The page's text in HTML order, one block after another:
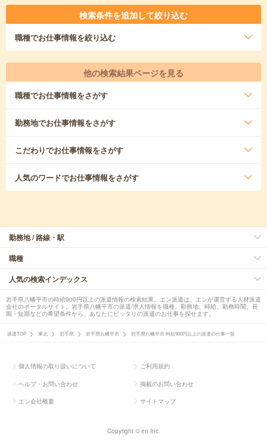
検索条件を追加して絞り込む
職種でお仕事情報を絞り込む
他の検索結果ページを見る
職種でお仕事情報をさがす
勤務地でお仕事情報をさがす
こだわりでお仕事情報をさがす
人気のワードでお仕事情報をさがす
勤務地 / 路線・駅
職種
人気の検索インデックス
岩手県八幡平市の時給900円以上の派遣情報の検索結果。エン派遣は、エンが運営する人材派遣
会社のポータルサイト。岩手県八幡平市の派遣/求人情報を職種、勤務地、時給、勤務時間、長
期・短期などの希望条件から、あなたにピッタリの派遣のお仕事を探せます。
派遣TOP 東北 岩手県 岩手県八幡平市 岩手県八幡平市 時給900円以上の派遣の仕事一覧
個人情報の取り扱いについて ご利用規約
ヘルプ・お問い合わせ 掲載のお問い合わせ
エン会社概要 サイトマップ
Copyright © en Inc.